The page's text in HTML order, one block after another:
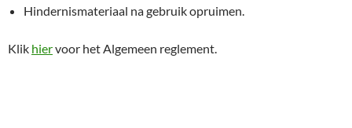
Hindernismateriaal na gebruik opruimen.
Klik hiervoor het Algemeen reglement.